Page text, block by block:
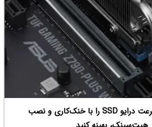
عمر مفید و سرعت درایو SSD را با خنک‌کاری و نصب